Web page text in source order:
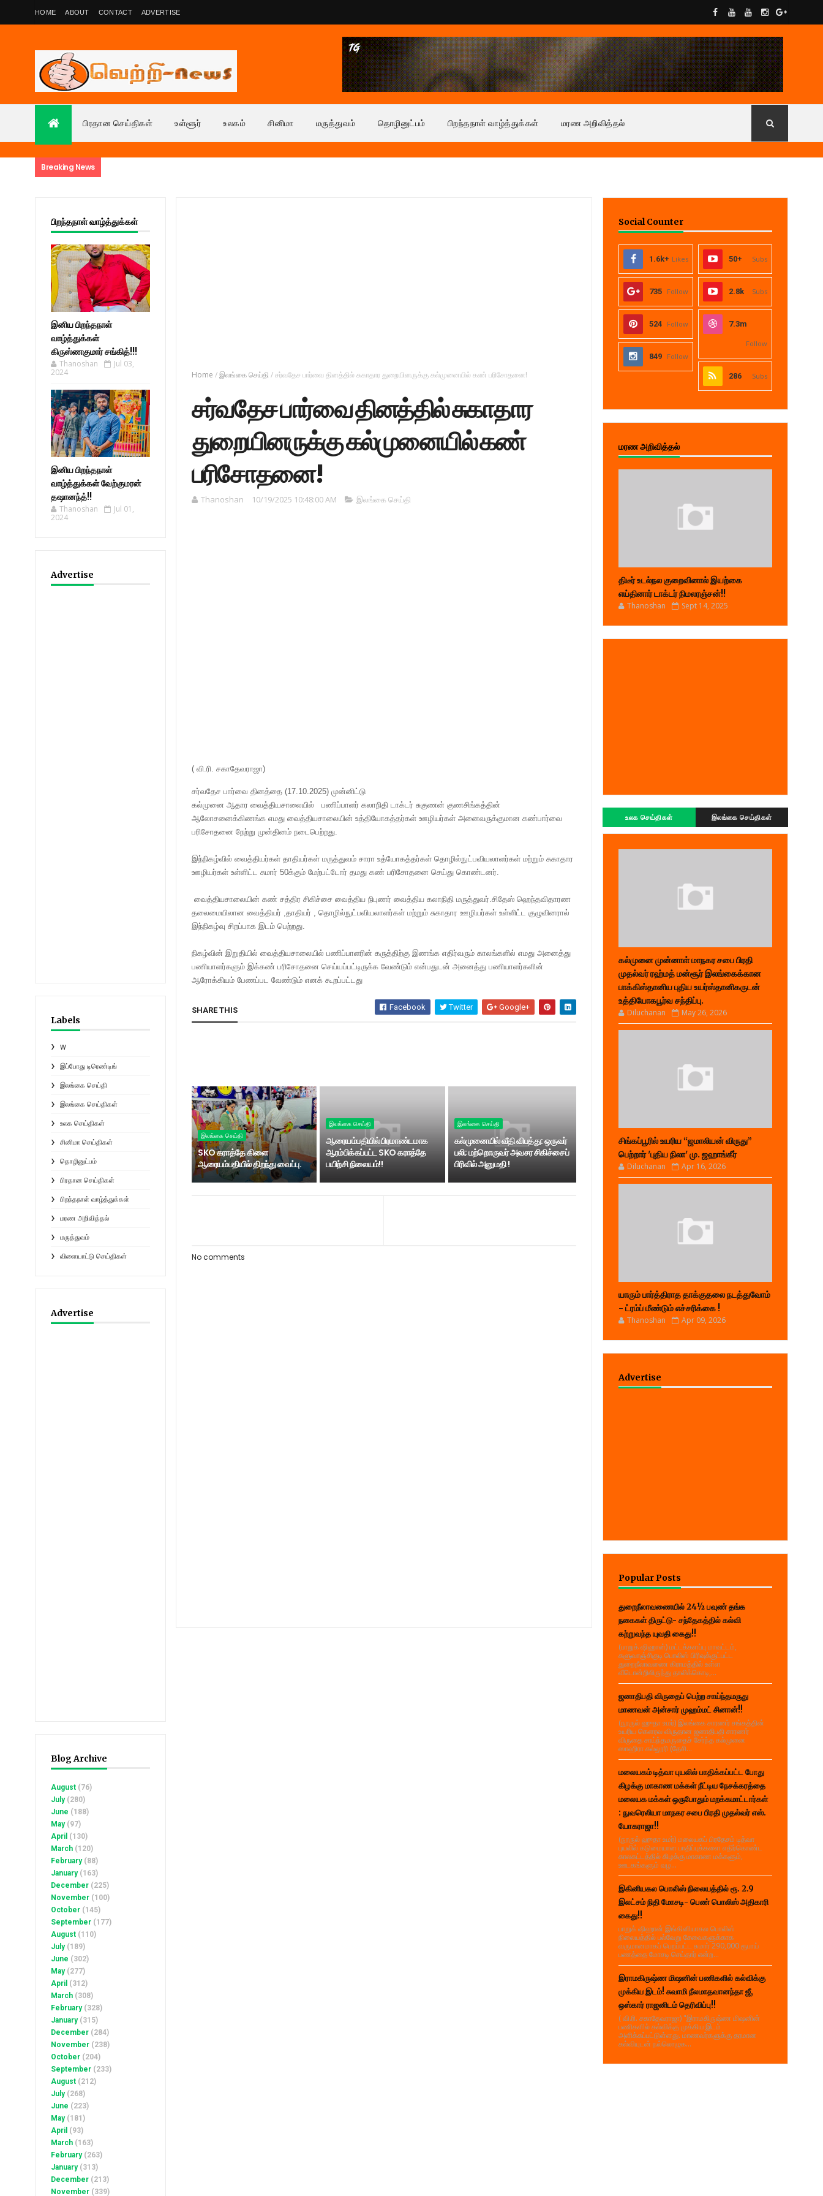
HOME ABOUT CONTACT ADVERTISE
பிரதான செய்திகள் உள்ளூர் உலகம் சினிமா மருத்துவம் தொழினுட்பம் பிறந்தநாள் வாழ்த்துக்கள் மரண அறிவித்தல்
Breaking News
பிறந்தநாள் வாழ்த்துக்கள்
இனிய பிறந்தநாள்
வாழ்த்துக்கள்
கிருஸ்ணகுமார் சங்கித்!!!
Thanoshan
Jul 03,
2024
இனிய பிறந்தநாள்
வாழ்த்துக்கள் வேற்குமரன்
தஷானந்த்!!
Thanoshan
Jul 01,
2024
Advertise
Labels
W
இப்போது டிரெண்டிங்
இலங்கை செய்தி
இலங்கை செய்திகள்
உலக செய்திகள்
சினிமா செய்திகள்
தொழினுட்பம்
பிரதான செய்திகள்
பிறந்தநாள் வாழ்த்துக்கள்
மரண அறிவித்தல்
மருத்துவம்
விளையாட்டு செய்திகள்
Advertise
Blog Archive
August (76)
July(280)
June (188)
May(97)
April (130)
March (120)
February(88)
January(163)
December (225)
November (100)
October (145)
September (177)
August (110)
July(189)
June (302)
May(277)
April (312)
March (308)
February(328)
January(315)
December (284)
November (238)
October (204)
September (233)
August (212)
July(268)
June (223)
May(181)
April (93)
March (163)
February(263)
January(313)
December (213)
November (339)
Home /இலங்கை செய்தி /சர்வதேச பார்வை தினத்தில் சுகாதார துறையினருக்கு கல்முனையில் கண் பரிசோதனை!
சர்வதேச பார்வை தினத்தில் சுகாதார
துறையினருக்கு கல்முனையில் கண்
பரிசோதனை!
Thanoshan 10/19/2025 10:48:00 AM இலங்கை செய்தி
( வி.ரி. சகாதேவராஜா)
சர்வதேச பார்வை தினத்தை (17.10.2025) முன்னிட்டு
கல்முனை ஆதார வைத்தியசாலையில் பணிப்பாளர் கலாநிதி டாக்டர் சுகுணன் குணசிங்கத்தின்
ஆலோசனைக்கிணங்க எமது வைத்தியசாலையின் உத்தியோகத்தர்கள் ஊழியர்கள் அனைவருக்குமான கண்பார்வை
பரிசோதனை நேற்று முன்தினம் நடைபெற்றது.
இந்நிகழ்வில் வைத்தியர்கள் தாதியர்கள் மருத்துவம் சாரா உத்யோகத்தர்கள் தொழில்நுட்பவியலாளர்கள் மற்றும் சுகாதார
ஊழியர்கள் உள்ளிட்ட சுமார் 50க்கும் மேற்பட்டோர் தமது கண் பரிசோதனை செய்து கொண்டனர்.
வைத்தியசாலையின் கண் சத்திர சிகிச்சை வைத்திய நிபுணர் வைத்திய கலாநிதி மருத்துவர்.சிதேஸ் ஹெந்தவிதாரண
தலைமையிலான வைத்தியர் ,தாதியர் , தொழில்நுட்பவியலாளர்கள் மற்றும் சுகாதார ஊழியர்கள் உள்ளிட்ட குழுவினரால்
இந்நிகழ்வு சிறப்பாக இடம் பெற்றது.
நிகழ்வின் இறுதியில் வைத்தியசாலையில் பணிப்பாளரின் கருத்திற்கு இணங்க எதிர்வரும் காலங்களில் எமது அனைத்து
பணியாளர்களும் இக்கண் பரிசோதனை செய்யப்பட்டிருக்க வேண்டும் என்பதுடன் அனைத்து பணியாளர்களின்
ஆரோக்கியம் பேணப்பட வேண்டும் எனக் கூறப்பட்டது
SHARE THIS Facebook Twitter Google+
இலங்கை செய்தி
SKO கராத்தே கிளை
ஆரையம்பதியில் திறந்து வைப்பு.
இலங்கை செய்தி
ஆரையம்பதியில் பிரமாண்டமாக
ஆரம்பிக்கப்பட்ட SKO கராத்தே
பயிற்சி நிலையம்!!
இலங்கை செய்தி
கல்முனையில் வீதி விபத்து: ஒருவர்
பலி; மற்றொருவர் அவசர சிகிச்சைப்
பிரிவில் அனுமதி !
No comments
Social Counter
1.6k+ Likes 50+ Subs
735 Follow 2.8k Subs
524 Follow 7.3m
Follow
849 Follow
286 Subs
மரண அறிவித்தல்
திடீர் உடல்நல குறைவினால் இயற்கை
எய்தினார் டாக்டர் நிமலரஞ்சன்!!
Thanoshan Sept 14, 2025
உலக செய்திகள் இலங்கை செய்திகள்
கல்முனை முன்னாள் மாநகர சபை பிரதி
முதல்வர் ரஹ்மத் மன்சூர் இலங்கைக்கான
பாக்கிஸ்தானிய புதிய உயர்ஸ்தானிகருடன்
உத்தியோகபூர்வ சந்திப்பு.
Diluchanan May 26, 2026
சிங்கப்பூரில் உயரிய “ஜமாலியன் விருது”
பெற்றார் 'புதிய நிலா' மு. ஜஹாங்கீர்
Diluchanan Apr 16, 2026
யாரும் பார்த்திராத தாக்குதலை நடத்துவோம்
- ட்ரம்ப் மீண்டும் எச்சரிக்கை !
Thanoshan Apr 09, 2026
Advertise
Popular Posts
துறைநீலாவணையில் 24½ பவுண் தங்க
நகைகள் திருட்டு- சந்தேகத்தில் கல்வி
கற்றுவந்த யுவதி கைது!!
(பாறுக் ஷிஹான்) மட்டக்களப்பு மாவட்டம்,
களுவாஞ்சிகுடி பொலிஸ் பிரிவுக்குட்பட்ட
துறைநீலாவணை கிராமத்தில் உள்ள
வீடொன்றிலிருந்து தாலிக்கொடி,...
ஜனாதிபதி விருதைப் பெற்ற சாய்ந்தமருது
மாணவன் அன்சார் முஹம்மட் சினான்!!
(நூருல் ஹுதா உமர்) இலங்கை சாரணர் சங்கத்தின்
உயரிய கௌரவ விருதான ஜனாதிபதி சாரணர்
விருதை சாய்ந்தமருதைச் சேர்ந்த கல்முனை
ஸாஹிரா கல்லூரி (தேசி...
மலையகம் டித்வா புயலில் பாதிக்கப்பட்ட போது
கிழக்கு மாகாண மக்கள் நீட்டிய நேசக்கரத்தை
மலையக மக்கள் ஒருபோதும் மறக்கமாட்டார்கள்
: நுவரெலியா மாநகர சபை பிரதி முதல்வர் எஸ்.
யோகராஜா!!
(நூருல் ஹுதா உமர்) மலையகப் பிரதேசம் டித்வா
புயலில் கடுமையான பாதிப்புக்களை எதிர்கொண்ட
காலகட்டத்தில் கிழக்கு மாகாண மக்களும்,
ஊடகங்களும் வழ...
இகினியகல பொலிஸ் நிலையத்தில் ரூ. 2.9
இலட்சம் நிதி மோசடி- பெண் பொலிஸ் அதிகாரி
கைது!!
பாறுக் ஷிஹான் இங்கினியாகல பொலிஸ்
நிலையத்தில் பல்வேறு சேவைகளுக்காக
வருமானமாகப் பெறப்பட்ட சுமார் 290,000 ரூபாய்
பணத்தை மோசடி செய்தார் என்ற...
இராமகிருஷ்ண மிஷனின் பணிகளில் கல்விக்கு
முக்கிய இடம்! சுவாமி நீலமாதவானந்தா ஜீ,
ஒஸ்கார் ராஜனிடம் தெரிவிப்பு!!
( வி.ரி. சகாதேவராஜா) "இராமகிருஷ்ண மிஷனின்
பணிகளில் கல்விக்கு முக்கிய இடம்
அளிக்கப்பட்டுள்ளது. மாணவர்களுக்கு தரமான
கல்வியுடன் நல்லொழுக...